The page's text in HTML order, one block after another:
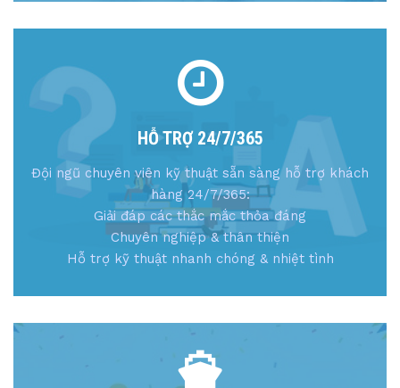
HỖ TRỢ 24/7/365
Đội ngũ chuyên viên kỹ thuật sẵn sàng hỗ trợ khách
hàng 24/7/365:
Giải đáp các thắc mắc thỏa đáng
Chuyên nghiệp & thân thiện
Hỗ trợ kỹ thuật nhanh chóng & nhiệt tình